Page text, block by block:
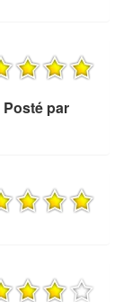
Posté par